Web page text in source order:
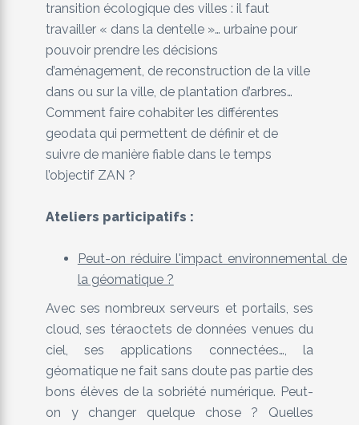
transition écologique des villes : il faut
travailler « dans la dentelle »… urbaine pour
pouvoir prendre les décisions
d’aménagement, de reconstruction de la ville
dans ou sur la ville, de plantation d’arbres…
Comment faire cohabiter les différentes
geodata qui permettent de définir et de
suivre de manière fiable dans le temps
l’objectif ZAN ?
Ateliers participatifs :
Peut-on réduire l'impact environnemental de
la géomatique ?
Avec ses nombreux serveurs et portails, ses
cloud, ses téraoctets de données venues du
ciel, ses applications connectées…, la
géomatique ne fait sans doute pas partie des
bons élèves de la sobriété numérique. Peut-
on y changer quelque chose ? Quelles